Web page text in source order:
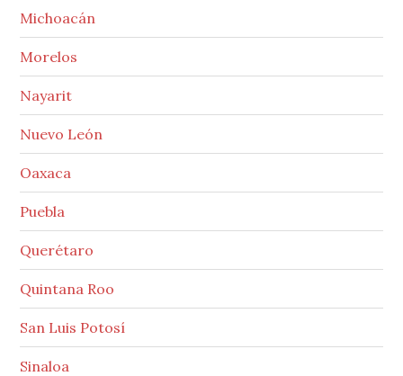
Michoacán
Morelos
Nayarit
Nuevo León
Oaxaca
Puebla
Querétaro
Quintana Roo
San Luis Potosí
Sinaloa